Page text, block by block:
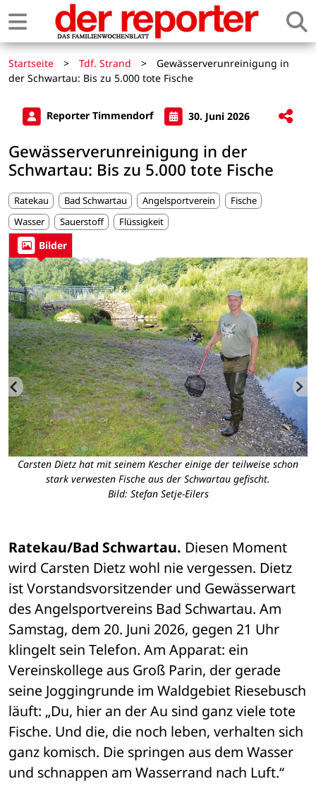
Startseite > Tdf. Strand >
Gewässerverunreinigung in
der Schwartau: Bis zu 5.000 tote Fische
Reporter Timmendorf 30. Juni 2026
Gewässerverunreinigung in der
Schwartau: Bis zu 5.000 tote Fische
Ratekau Bad Schwartau Angelsportverein
Fische
Wasser
Sauerstoff Flüssigkeit
Bilder
Carsten Dietz hat mit seinem Kescher einige der teilweise schon
stark verwesten Fische aus der Schwartau gefischt.
Bild: Stefan Setje-Eilers
Ratekau/Bad Schwartau. Diesen Moment
wird Carsten Dietz wohl nie vergessen. Dietz
ist Vorstandsvorsitzender und Gewässerwart
des Angelsportvereins Bad Schwartau. Am
Samstag, dem 20. Juni 2026, gegen 21 Uhr
klingelt sein Telefon. Am Apparat: ein
Vereinskollege aus Groß Parin, der gerade
seine Joggingrunde im Waldgebiet Riesebusch
läuft: „Du, hier an der Au sind ganz viele tote
Fische. Und die, die noch leben, verhalten sich
ganz komisch. Die springen aus dem Wasser
und schnappen am Wasserrand nach Luft.“